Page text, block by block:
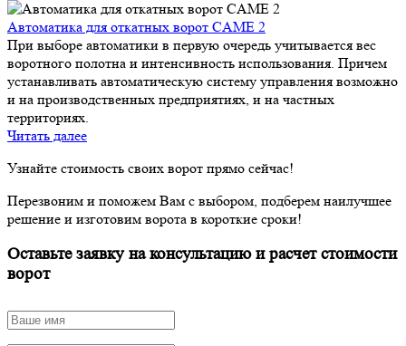
Автоматика для откатных ворот CAME 2
При выборе автоматики в первую очередь учитывается вес
воротного полотна и интенсивность использования. Причем
устанавливать автоматическую систему управления возможно
и на производственных предприятиях, и на частных
территориях.
Читать далее
Узнайте стоимость своих ворот прямо сейчас!
Перезвоним и поможем Вам с выбором, подберем наилучшее
решение и изготовим ворота в короткие сроки!
Оставьте заявку на консультацию и расчет стоимости
ворот